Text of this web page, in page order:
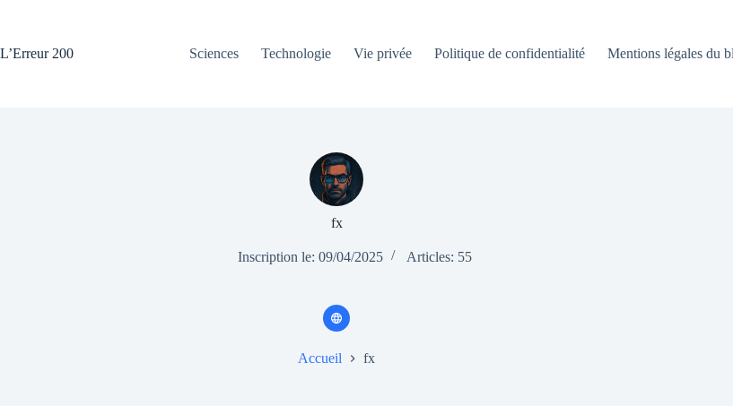
L’Erreur 200
Sciences Technologie Vie privée Politique de confidentialité Mentions légales du
fx
Inscription le: 09/04/2025 Articles: 55
Accueil fx